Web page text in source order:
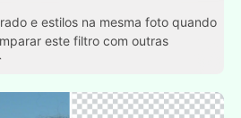
e estilos na mesma foto quando
este filtro com outras